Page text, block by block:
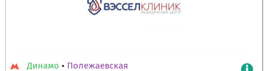
Динамо • Полежаевская